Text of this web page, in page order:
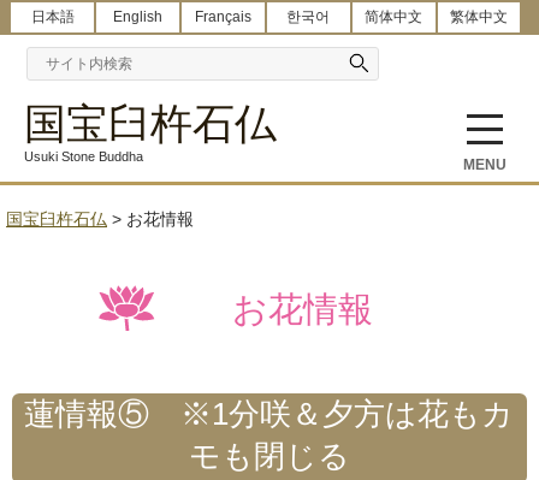
日本語 English Français 한국어 简体中文 繁体中文
国宝臼杵石仏
Usuki Stone Buddha MENU
国宝臼杵石仏 > お花情報
お花情報
蓮情報⑤ ※1分咲＆夕方は花もカ
モも閉じる